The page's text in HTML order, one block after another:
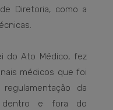
Diretoria, como a
do Ato Médico, fez
médicos que foi
da
dentro e fora do